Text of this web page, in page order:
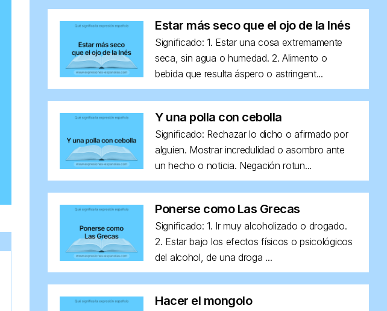
Estar más seco que el ojo de la Inés
Significado: 1. Estar una cosa extremamente
seca, sin agua o humedad. 2. Alimento o
bebida que resulta áspero o astringent...
Y una polla con cebolla
Significado: Rechazar lo dicho o afirmado por
alguien. Mostrar incredulidad o asombro ante
un hecho o noticia. Negación rotun...
Ponerse como Las Grecas
Significado: 1. Ir muy alcoholizado o drogado.
2. Estar bajo los efectos físicos o psicológicos
del alcohol, de una droga ...
Hacer el mongolo